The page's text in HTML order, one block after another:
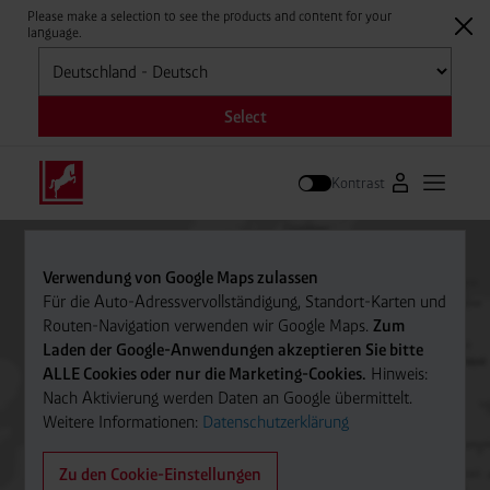
Please make a selection to see the products and content for your
language.
Auswählen
Select
Suche
Kontrast Zum
Verwendung von Google Maps zulassen
Für die Auto-Adressvervollständigung, Standort-Karten und
Routen-Navigation verwenden wir Google Maps. Zum
Laden der Google-Anwendungen akzeptieren Sie bitte
ALLE Cookies oder nur die Marketing-Cookies. Hinweis:
Nach Aktivierung werden Daten an Google übermittelt.
Weitere Informationen: Datenschutzerklärung
Zu den Cookie-Einstellungen